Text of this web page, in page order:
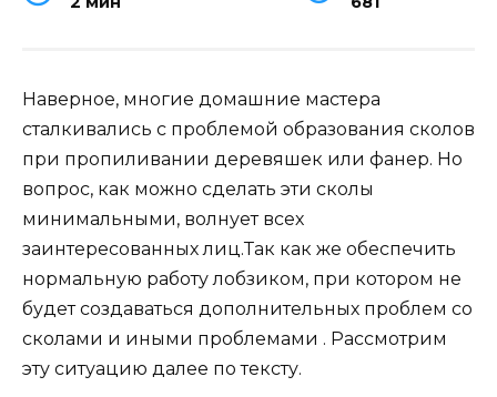
Наверное, многие домашние мастера
сталкивались с проблемой образования сколов
при пропиливании деревяшек или фанер. Но
вопрос, как можно сделать эти сколы
минимальными, волнует всех
заинтересованных лиц.Так как же обеспечить
нормальную работу лобзиком, при котором не
будет создаваться дополнительных проблем со
сколами и иными проблемами . Рассмотрим
эту ситуацию далее по тексту.